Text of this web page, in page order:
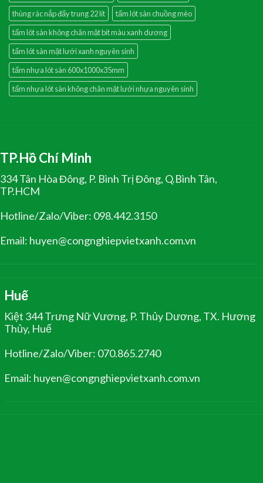
thùng rác nắp đẩy trung 22 lít
tấm lót sàn chuồng mèo
tấm lót sàn không chân mặt bít màu xanh dương
tấm lót sàn mặt lưới xanh nguyên sinh
tấm nhựa lót sàn 600x1000x35mm
tấm nhựa lót sàn không chân mặt lưới nhựa nguyên sinh
TP.Hồ Chí Minh
334 Tân Hòa Đông, P. Bình Trị Đông, Q.Bình Tân,
TP.HCM
Hotline/Zalo/Viber: 098.442.3150
Email: huyen@congnghiepvietxanh.com.vn
Huế
Kiệt 344 Trưng Nữ Vương, P. Thủy Dương, TX. Hương
Thủy, Huế
Hotline/Zalo/Viber: 070.865.2740
Email: huyen@congnghiepvietxanh.com.vn